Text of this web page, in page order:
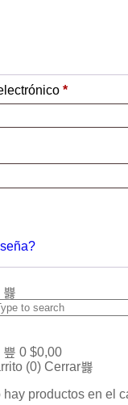
*
0 $0,00
(0) Cerrar
hay productos en el